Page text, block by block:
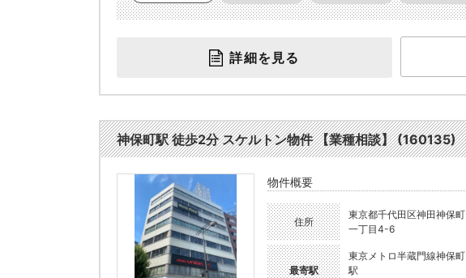
詳細を見る
神保町駅 徒歩2分 スケルトン物件 【業種相談】 (160135)
物件概要
住所
東京都千代田区神田神保町
一丁目4-6
最寄駅
東京メトロ半蔵門線神保町
駅